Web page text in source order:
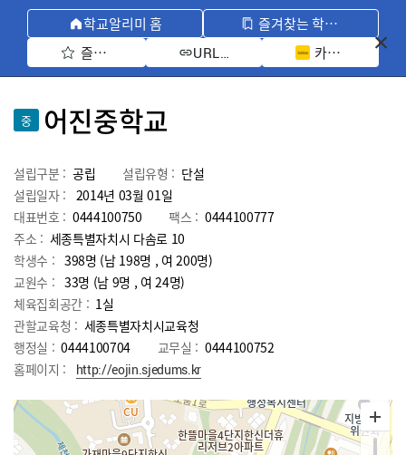
학교알리미 홈
즐겨찾는 학교 모아보기
즐겨찾기 선택
URL 복사 카카오톡 공유
중 어진중학교
설립구분 : 공립 설립유형 : 단설
설립일자 : 2014년 03월 01일
대표번호 : 0444100750 팩스 : 0444100777
주소 : 세종특별자치시 다솜로 10
학생수 : 398명 (남 198명 , 여 200명)
교원수 : 33명 (남 9명 , 여24명)
체육집회공간 : 1실
관할교육청 : 세종특별자치시교육청
행정실 : 0444100704 교무실 : 0444100752
홈페이지 :
http://eojin.sjedums.kr